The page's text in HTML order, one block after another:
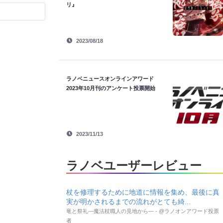
リ』
2023/08/18
ラノベニュースオンラインアワード
2023年10月刊のアンケート投票開始
2023/11/13
ラノベユーザーレビュー
杖を修理するために地道に情報を集め、最後に真
実が明かされるまでの流れがとても綺...
竜と祭礼―魔法杖職人の見地から― - @ラノオンアワード投票
者